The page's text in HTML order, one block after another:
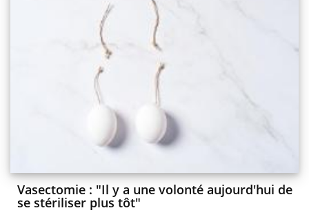
Vasectomie : "Il y a une volonté aujourd'hui de
se stériliser plus tôt"